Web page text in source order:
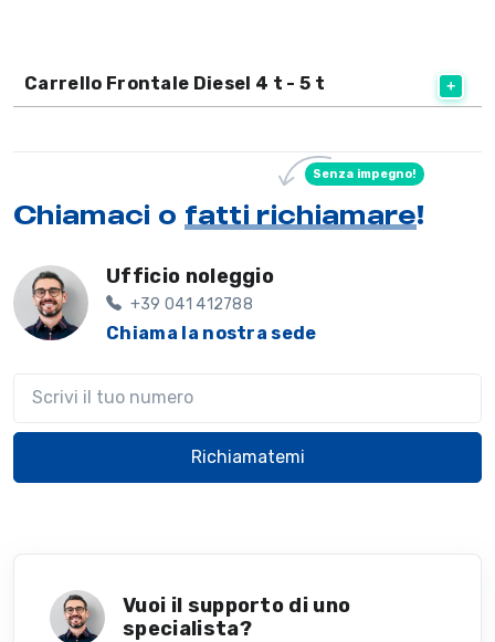
Carrello Frontale Diesel 4 t - 5 t
Chiamaci o fatti richiamare!
Senza impegno!
Ufficio noleggio
+39 041 412788
Chiama la nostra sede
Richiamatemi
Vuoi il supporto di uno
specialista?